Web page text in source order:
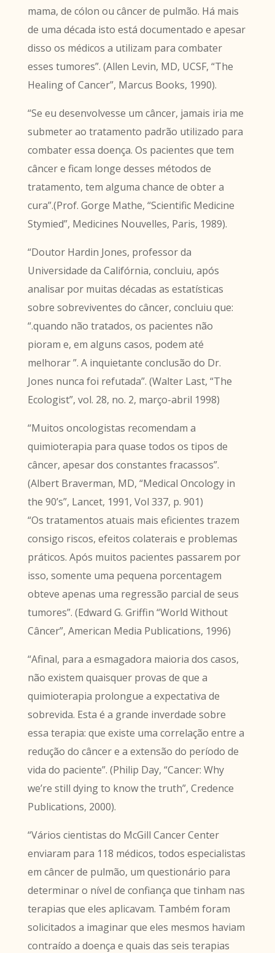
mama, de cólon ou câncer de pulmão. Há mais
de uma década isto está documentado e apesar
disso os médicos a utilizam para combater
esses tumores”. (Allen Levin, MD, UCSF, “The
Healing of Cancer”, Marcus Books, 1990).
“Se eu desenvolvesse um câncer, jamais iria me
submeter ao tratamento padrão utilizado para
combater essa doença. Os pacientes que tem
câncer e ficam longe desses métodos de
tratamento, tem alguma chance de obter a
cura”.(Prof. Gorge Mathe, “Scientific Medicine
Stymied”, Medicines Nouvelles, Paris, 1989).
“Doutor Hardin Jones, professor da
Universidade da Califórnia, concluiu, após
analisar por muitas décadas as estatísticas
sobre sobreviventes do câncer, concluiu que:
“.quando não tratados, os pacientes não
pioram e, em alguns casos, podem até
melhorar ”. A inquietante conclusão do Dr.
Jones nunca foi refutada”. (Walter Last, “The
Ecologist”, vol. 28, no. 2, março-abril 1998)
“Muitos oncologistas recomendam a
quimioterapia para quase todos os tipos de
câncer, apesar dos constantes fracassos”.
(Albert Braverman, MD, “Medical Oncology in
the 90’s”, Lancet, 1991, Vol 337, p. 901)
“Os tratamentos atuais mais eficientes trazem
consigo riscos, efeitos colaterais e problemas
práticos. Após muitos pacientes passarem por
isso, somente uma pequena porcentagem
obteve apenas uma regressão parcial de seus
tumores”. (Edward G. Griffin “World Without
Câncer”, American Media Publications, 1996)
“Afinal, para a esmagadora maioria dos casos,
não existem quaisquer provas de que a
quimioterapia prolongue a expectativa de
sobrevida. Esta é a grande inverdade sobre
essa terapia: que existe uma correlação entre a
redução do câncer e a extensão do período de
vida do paciente”. (Philip Day, “Cancer: Why
we’re still dying to know the truth”, Credence
Publications, 2000).
“Vários cientistas do McGill Cancer Center
enviaram para 118 médicos, todos especialistas
em câncer de pulmão, um questionário para
determinar o nível de confiança que tinham nas
terapias que eles aplicavam. Também foram
solicitados a imaginar que eles mesmos haviam
contraído a doença e quais das seis terapias